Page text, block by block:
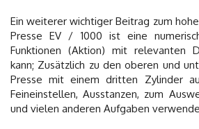
Ein weiterer wichtiger Beitrag zum
Presse EV / 1000 ist eine
Funktionen (Aktion) mit relevanten
kann; Zusätzlich zu den oberen und
Presse mit einem dritten Zylinder
Feineinstellen, Ausstanzen, zum
und vielen anderen Aufgaben